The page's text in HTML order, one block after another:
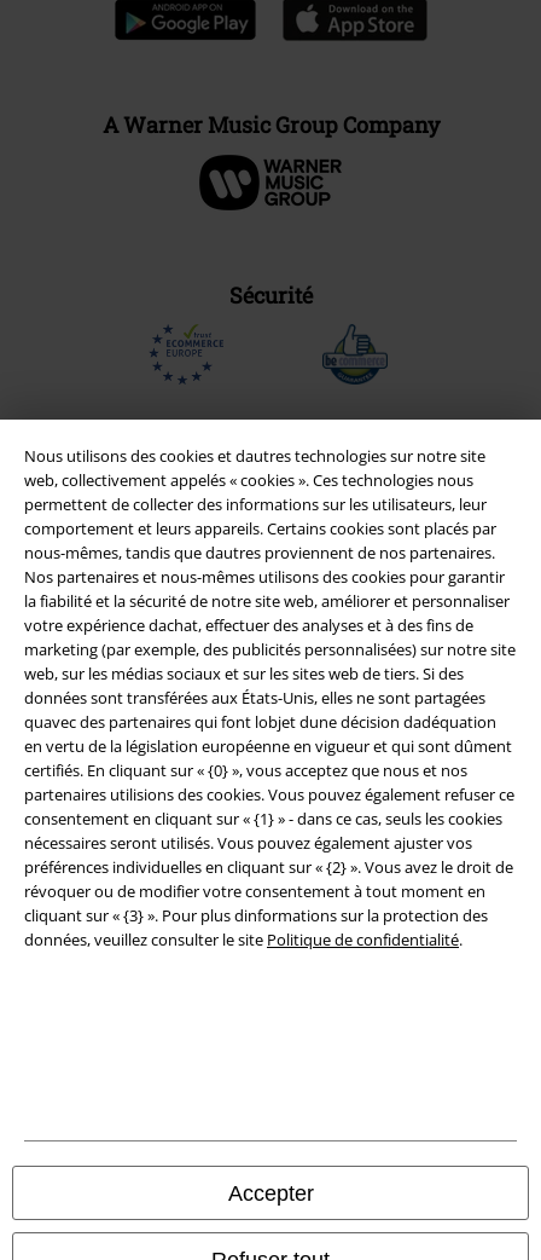
Nous utilisons des cookies et dautres technologies sur notre site
web, collectivement appelés « cookies ». Ces technologies nous
permettent de collecter des informations sur les utilisateurs, leur
comportement et leurs appareils. Certains cookies sont placés par
nous-mêmes, tandis que dautres proviennent de nos partenaires.
Nos partenaires et nous-mêmes utilisons des cookies pour garantir
la fiabilité et la sécurité de notre site web, améliorer et personnaliser
votre expérience dachat, effectuer des analyses et à des fins de
marketing (par exemple, des publicités personnalisées) sur notre site
web, sur les médias sociaux et sur les sites web de tiers. Si des
données sont transférées aux États-Unis, elles ne sont partagées
quavec des partenaires qui font lobjet dune décision dadéquation
en vertu de la législation européenne en vigueur et qui sont dûment
certifiés. En cliquant sur « {0} », vous acceptez que nous et nos
partenaires utilisions des cookies. Vous pouvez également refuser ce
consentement en cliquant sur « {1} » - dans ce cas, seuls les cookies
nécessaires seront utilisés. Vous pouvez également ajuster vos
préférences individuelles en cliquant sur « {2} ». Vous avez le droit de
révoquer ou de modifier votre consentement à tout moment en
cliquant sur « {3} ». Pour plus dinformations sur la protection des
données, veuillez consulter le site Politique de confidentialité.
Accepter
A Warner Music Group Company
Sécurité
Légal
Conditions générales
Éditeur
Clauses de confidentialité
Élimination des déchets et protection de l'environnement
Déclaration de Conformité